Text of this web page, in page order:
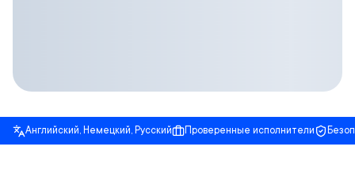
Английский, Немецкий, Русский Проверенные исполнители